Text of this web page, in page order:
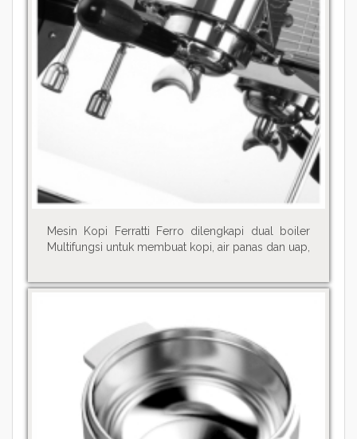
Mesin Kopi Ferratti Ferro dilengkapi dual boiler
Multifungsi untuk membuat kopi, air panas dan uap,